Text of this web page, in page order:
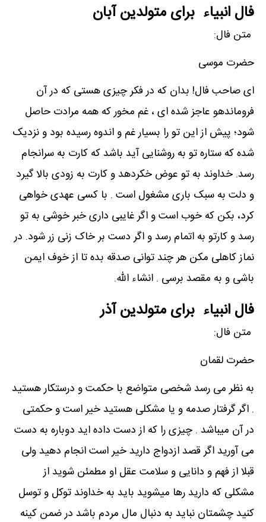
فال انبیاء برای متولدین آبان
متن فال:
حضرت موسی
ای صاحب فال! بدان که در فکر چیزی هستی که در آن
فروماندهو عاجز شده ای ، غم مخور که همه مرادت حاصل
شود؛ پیش از این تو را بسیار غم و اندوه رسیده بود و نزدیک
شده که ستاره تو به روشنایی آید باشد که کارت به سرانجام
رسد. خداوند به تو عوض خکردهد و کارت به زودی بالا گیرد
و دلت به سبک باری مشغول است . با کسی عهدی خواهی
کرد، بکن که خوب است و اگر غایبی داری خبر خوشی به تو
رسد و کارتو به اتمام رسد و اگر دست بر خاک زنی زر شود. در
نماز کاهلی مکن هر چند توانی صدقه بده تا از خوف ایمن
باشی و به مقصد برسی . انشاء الله.
فال انبیاء برای متولدین آذر
متن فال:
حضرت لقمان
به نظر می رسد شخصی متواضع با حکمت و درستکار هستید
. اگر گرفتار صدمه و یا مشکلی هستید خیر است و حکمتی
در آن میباشد . چیزی را که از دست داده اید دوباره به دست
می آورید اگر قصد ازدواج دارید خیر است انجام دهید ولی
قبلا از فهم و دانایی و سلامت عقل او مطمئن شوید از
مشکلی که دارید رها میشوید باید به خداوند توکل و توسل
کنید چشمتان نباید به دنبال مال مردم باشد در ضمن کینه